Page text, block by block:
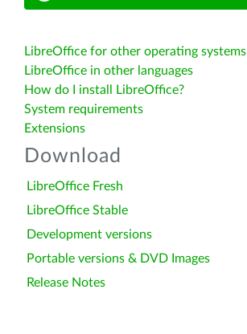
LibreOffice for other operating systems
LibreOffice in other languages
How do I install LibreOffice?
System requirements
Extensions
Download
LibreOffice Fresh
LibreOffice Stable
Development versions
Portable versions & DVD Images
Release Notes